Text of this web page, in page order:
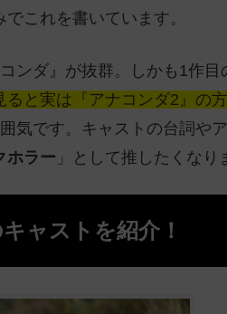
これを書いています。
ンダ』が抜群。しかも1作
と実は『アナコンダ2』の方
気です。キャストの台詞や
ホラー 」として推したくなり
ャストを紹介！